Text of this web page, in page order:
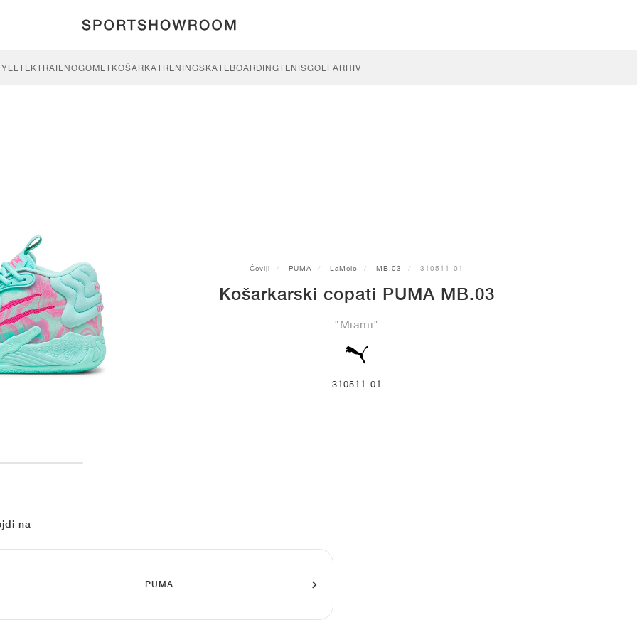
TEKTRAILNOGOMETKOŠARKATRENINGSKATEBOARDINGTENISGOLFARHIV
Čevlji PUMA LaMelo MB.03 310511-01
Košarkarski copati PUMA MB.03
"Miami"
310511-01
na
PUMA